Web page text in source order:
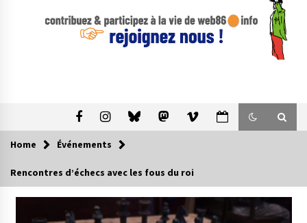
Home Événements
Rencontres d’échecs avec les fous du roi